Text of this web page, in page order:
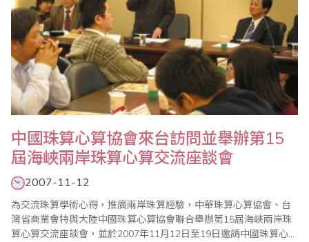
中國珠算心算協會來台訪問並舉辦第15
屆海峽兩岸珠算心算交流座談會
2007-11-12
為交流珠算學術心得，推廣兩岸珠算經驗，中華珠算心算協會、台
灣省商業會特與大陸中國珠算心算協會聯合舉辦第15屆海峽兩岸珠
算心算交流座談會，並於2007年11月12日至19日邀請中國珠算心算